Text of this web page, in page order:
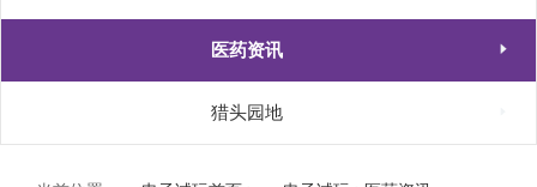
医药资讯 
猎头园地